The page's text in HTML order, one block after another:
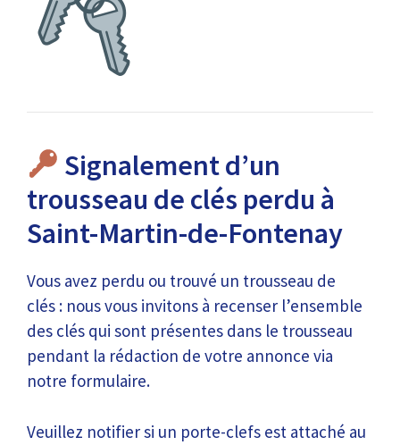
Signalement d’un
trousseau de clés perdu à
Saint-Martin-de-Fontenay
Vous avez perdu ou trouvé un trousseau de
clés : nous vous invitons à recenser l’ensemble
des clés qui sont présentes dans le trousseau
pendant la rédaction de votre annonce via
notre formulaire.
Veuillez notifier si un porte-clefs est attaché au